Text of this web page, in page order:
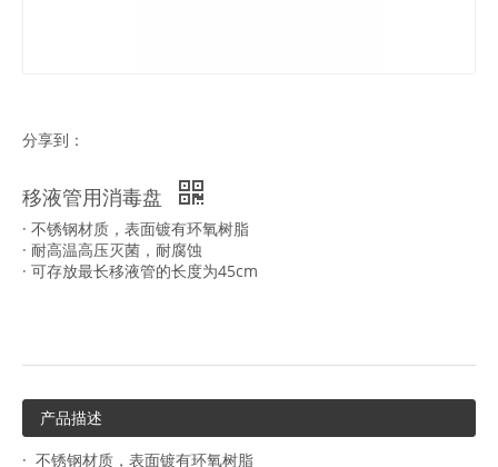
分享到：
移液管用消毒盘
· 不锈钢材质，表面镀有环氧树脂
· 耐高温高压灭菌，耐腐蚀
· 可存放最长移液管的长度为45cm
产品描述
· 不锈钢材质，表面镀有环氧树脂